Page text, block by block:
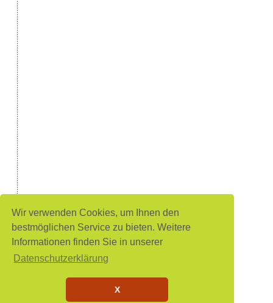
Wir verwenden Cookies, um Ihnen den
bestmöglichen Service zu bieten. Weitere
Informationen finden Sie in unserer
Datenschutzerklärung
X